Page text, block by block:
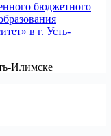
бюджетного
в г. Усть-
Илимске